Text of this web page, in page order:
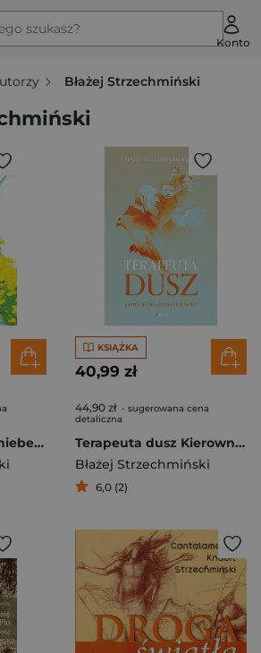
szukasz?
Konto
Błażej Strzechmiński
Ziemia malowana niebem. Uniwersum w duchowości..
KSIĄŻKA
40,99 zł
44,90 zł - sugerowana cena
detaliczna
Terapeuta dusz Kierownictwo duchowe Ojca Pio
Błażej Strzechmiński
6,0 (2)